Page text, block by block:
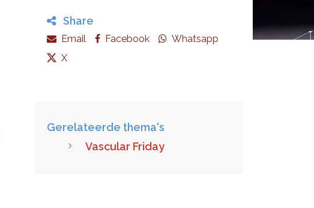
Share
Email Facebook
Whatsapp
X
Gerelateerde thema's
Vascular Friday